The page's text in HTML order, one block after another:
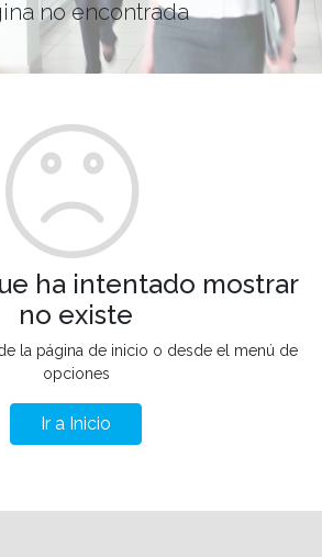
no encontrada
ha intentado mostrar
no existe
la página de inicio o desde el menú de
opciones
Ir a Inicio